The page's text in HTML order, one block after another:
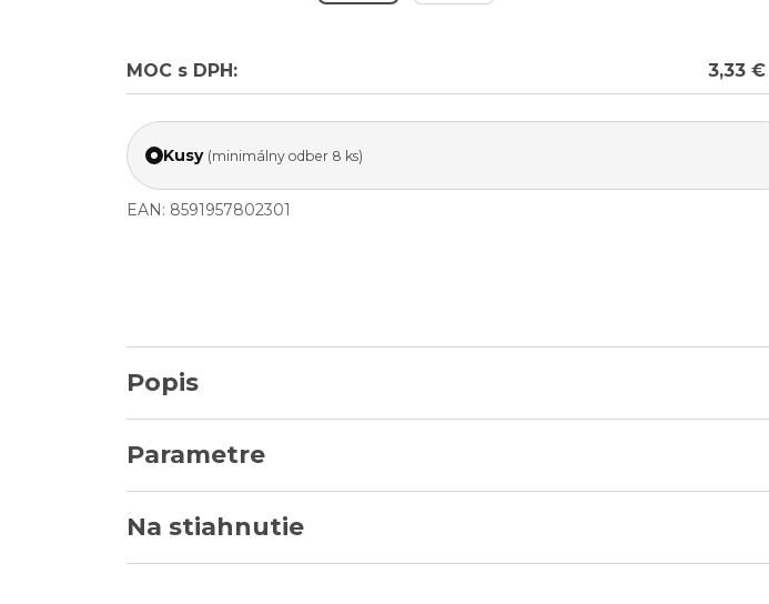
MOC s DPH: 3,33 €
Kusy (minimálny odber 8 ks)
EAN: 8591957802301
Popis
Parametre
Na stiahnutie